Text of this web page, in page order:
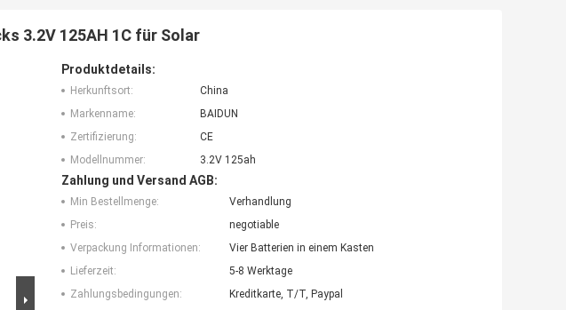
3.2V 125AH 1C für Solar
Produktdetails:
Herkunftsort:
China
Markenname:
BAIDUN
Zertifizierung:
CE
Modellnummer:
3.2V 125ah
Zahlung und Versand AGB:
Min Bestellmenge:
Verhandlung
Preis:
negotiable
Verpackung Informationen:
Vier Batterien in einem Kasten
Lieferzeit:
5-8 Werktage
Zahlungsbedingungen:
Kreditkarte, T/T, Paypal